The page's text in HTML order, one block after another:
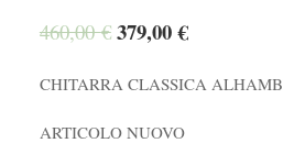
460,00€ 379,00€
CHITARRA CLASSICA
ARTICOLO NUOVO